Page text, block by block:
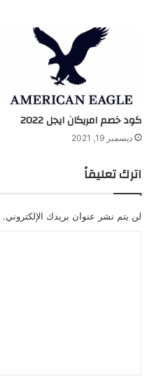
كود خصم امريكان ايجل 2022
ديسمبر 19, 2021
اترك تعليقاً
لن يتم نشر عنوان بريدك الإلكتروني.